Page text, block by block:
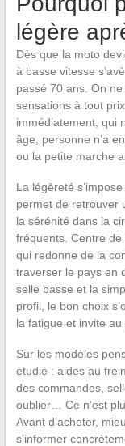
légère
Dès que la moto
à basse vitesse
passé 70 ans. On
sensations à tout
immédiatement, qui
âge, personne n’a
ou la petite marche
La légèreté
permet de retrouver
la sérénité dans la
fréquents. Centre
qui redonne de la
traverser le pays en
selle basse et la
profil, le bon choix
la fatigue et invite au
Sur les modèles
étudié : aides au
des commandes,
oublier… Ce n’est
Avant d’acheter,
s’informer